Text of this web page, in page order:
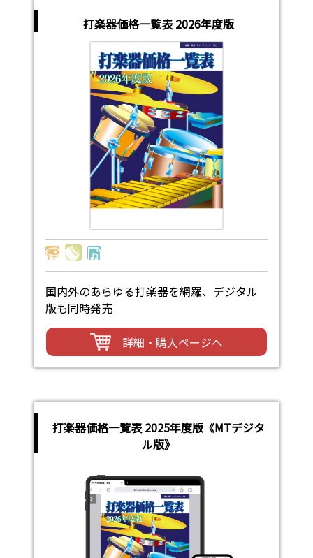
打楽器価格一覧表 2026年度版
国内外のあらゆる打楽器を網羅、デジタル
版も同時発売
詳細・購入ページへ
打楽器価格一覧表 2025年度版《MTデジタ
ル版》